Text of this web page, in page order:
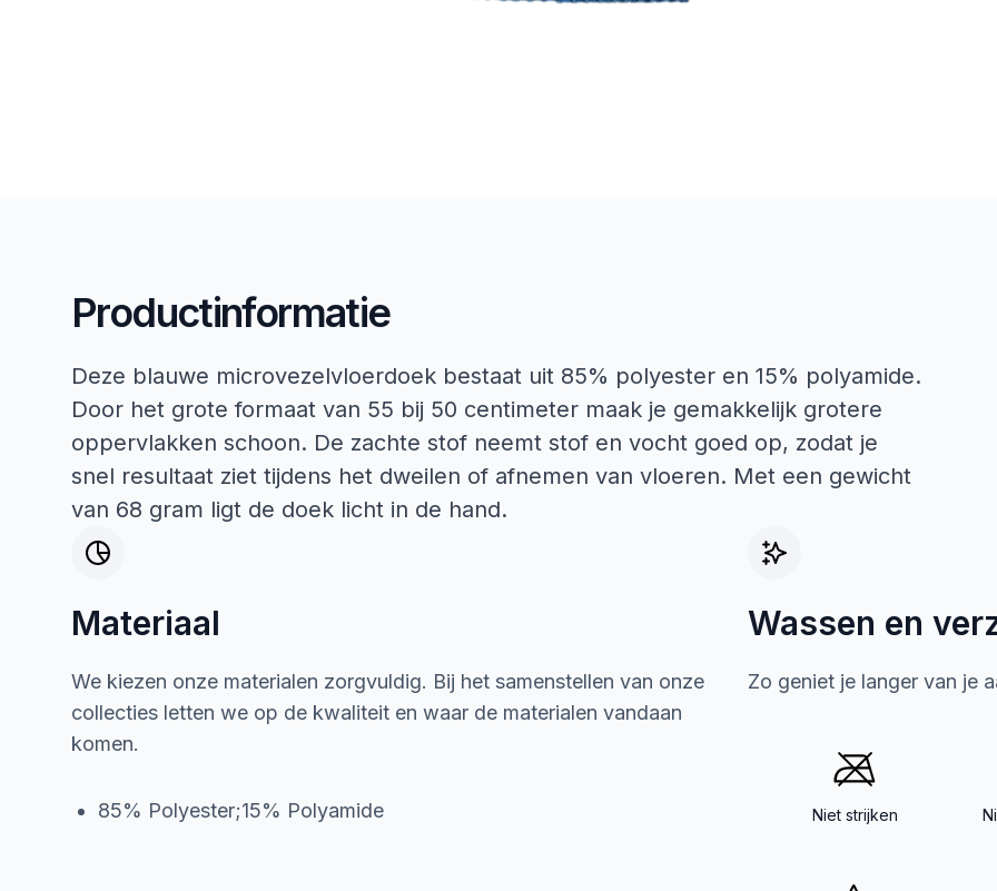
Productinformatie
Deze blauwe microvezelvloerdoek bestaat uit 85% polyester en 15% polyamide.
Door het grote formaat van 55 bij 50 centimeter maak je gemakkelijk grotere
oppervlakken schoon. De zachte stof neemt stof en vocht goed op, zodat je
snel resultaat ziet tijdens het dweilen of afnemen van vloeren. Met een gewicht
van 68 gram ligt de doek licht in de hand.
Materiaal
We kiezen onze materialen zorgvuldig. Bij het samenstellen van onze
collecties letten we op de kwaliteit en waar de materialen vandaan
komen.
85% Polyester;15% Polyamide
Wassen en
Zo geniet je langer van je
Niet strijken